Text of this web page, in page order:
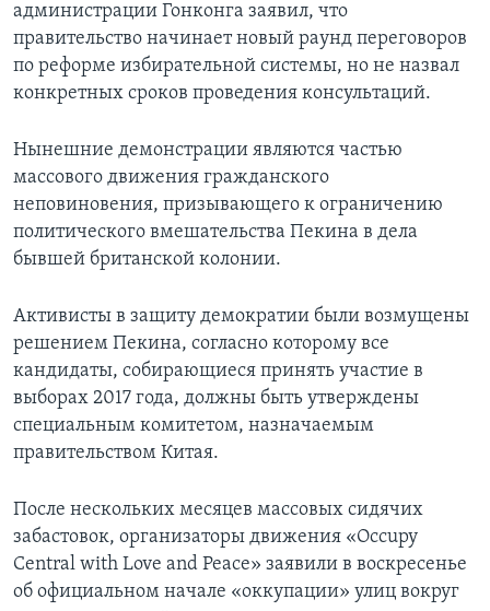
администрации Гонконга заявил, что
правительство начинает новый раунд переговоров
по реформе избирательной системы, но не назвал
конкретных сроков проведения консультаций.
Нынешние демонстрации являются частью
массового движения гражданского
неповиновения, призывающего к ограничению
политического вмешательства Пекина в дела
бывшей британской колонии.
Активисты в защиту демократии были возмущены
решением Пекина, согласно которому все
кандидаты, собирающиеся принять участие в
выборах 2017 года, должны быть утверждены
специальным комитетом, назначаемым
правительством Китая.
После нескольких месяцев массовых сидячих
забастовок, организаторы движения «Occupy
Central with Love and Peace» заявили в воскресенье
об официальном начале «оккупации» улиц вокруг